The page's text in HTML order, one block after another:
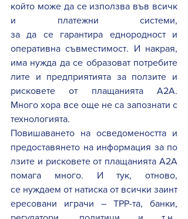
който може да се използва във всичк
и платежни системи,
за да се гарантира еднородност и
оперативна съвместимост. И накрая,
има нужда да се образоват потребите
лите и предприятията за ползите и
рисковете от плащанията A2A.
Много хора все още не са запознати с
технологията.
Повишаването на осведомеността и
предоставянето на информация за по
лзите и рисковете от плащанията A2A
помага много. И тук, отново,
се нуждаем от натиска от всички заинт
ересовани играчи – TPP-та, банки,